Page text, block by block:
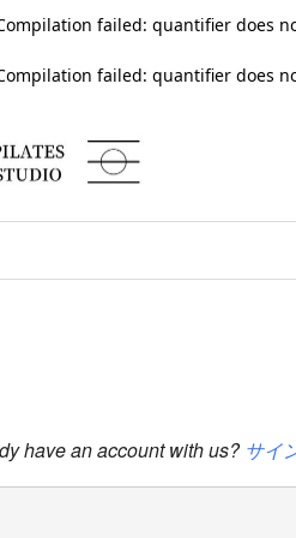
failed: quantifier does
failed: quantifier does
have an account with us? サイ